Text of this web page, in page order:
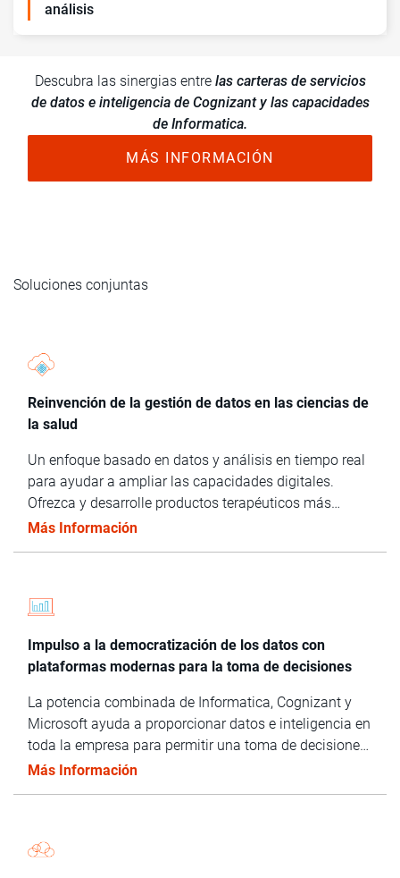
análisis
Descubra las sinergias entre las carteras de servicios
de datos e inteligencia de Cognizant y las capacidades
de Informatica.
MÁS INFORMACIÓN
Soluciones conjuntas
Reinvención de la gestión de datos en las ciencias de
la salud
Un enfoque basado en datos y análisis en tiempo real
para ayudar a ampliar las capacidades digitales.
Ofrezca y desarrolle productos terapéuticos más
rápidamente, optimice las cadenas de suministro y
Más Información
Impulso a la democratización de los datos con
plataformas modernas para la toma de decisiones
La potencia combinada de Informatica, Cognizant y
Microsoft ayuda a proporcionar datos e inteligencia en
toda la empresa para permitir una toma de decisiones
a escala.
Más Información